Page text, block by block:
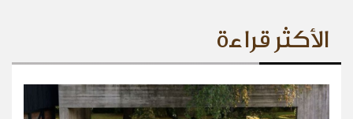
الأكثر قراءة